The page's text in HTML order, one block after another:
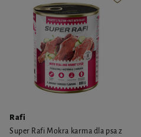
Rafi
Super Rafi Mokra karma dla psa z